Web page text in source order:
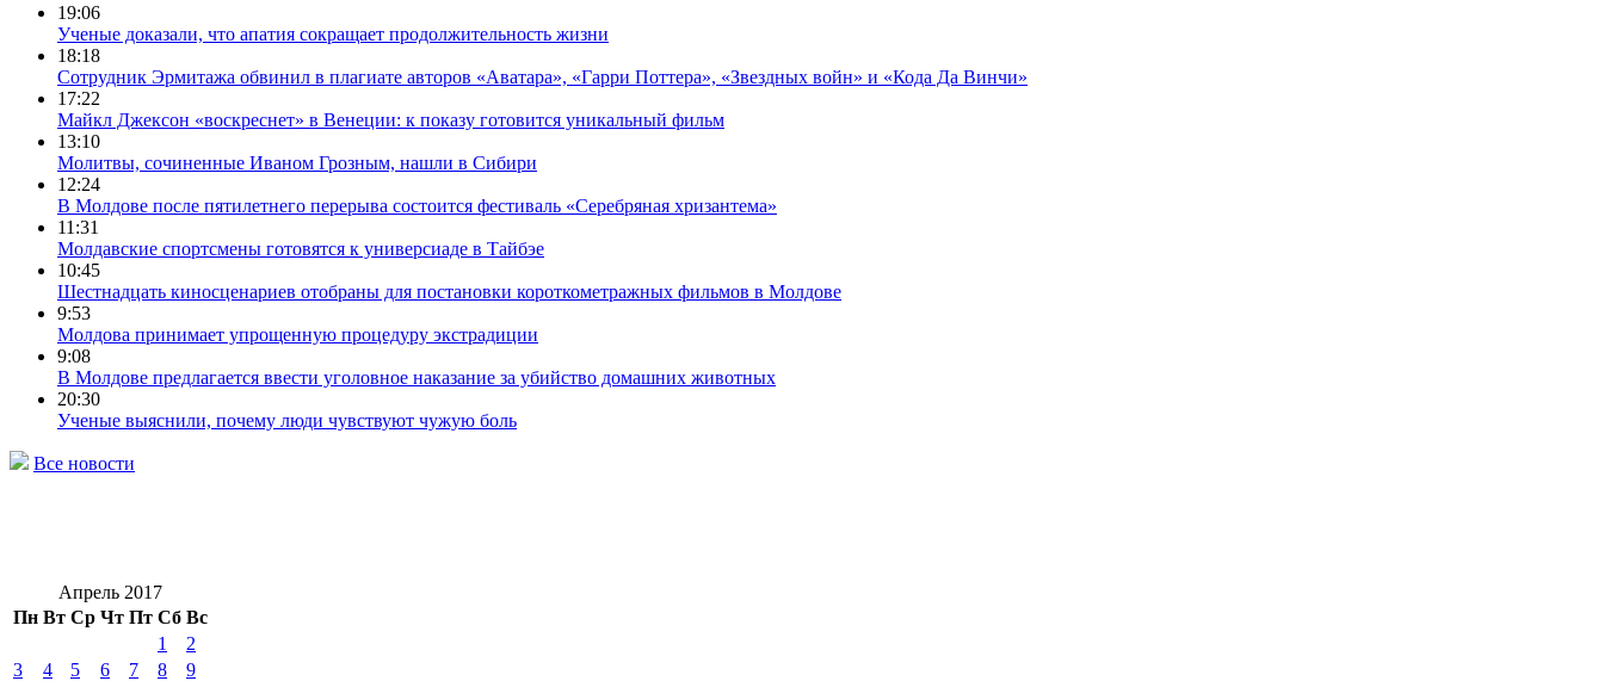
19:06
Ученые доказали, что апатия сокращает продолжительность жизни
18:18
Сотрудник Эрмитажа обвинил в плагиате авторов «Аватара», «Гарри Поттера», «Звездных войн» и «Кода Да Винчи»
17:22
Майкл Джексон «воскреснет» в Венеции: к показу готовится уникальный фильм
13:10
Молитвы, сочиненные Иваном Грозным, нашли в Сибири
12:24
В Молдове после пятилетнего перерыва состоится фестиваль «Серебряная хризантема»
11:31
Молдавские спортсмены готовятся к универсиаде в Тайбэе
10:45
Шестнадцать киносценариев отобраны для постановки короткометражных фильмов в Молдове
9:53
Молдова принимает упрощенную процедуру экстрадиции
9:08
В Молдове предлагается ввести уголовное наказание за убийство домашних животных
20:30
Ученые выяснили, почему люди чувствуют чужую боль
Все новости
Апрель 2017
Пн Вт Ср Чт Пт Сб Вс
1
2
3
4 5 6 7 8
9